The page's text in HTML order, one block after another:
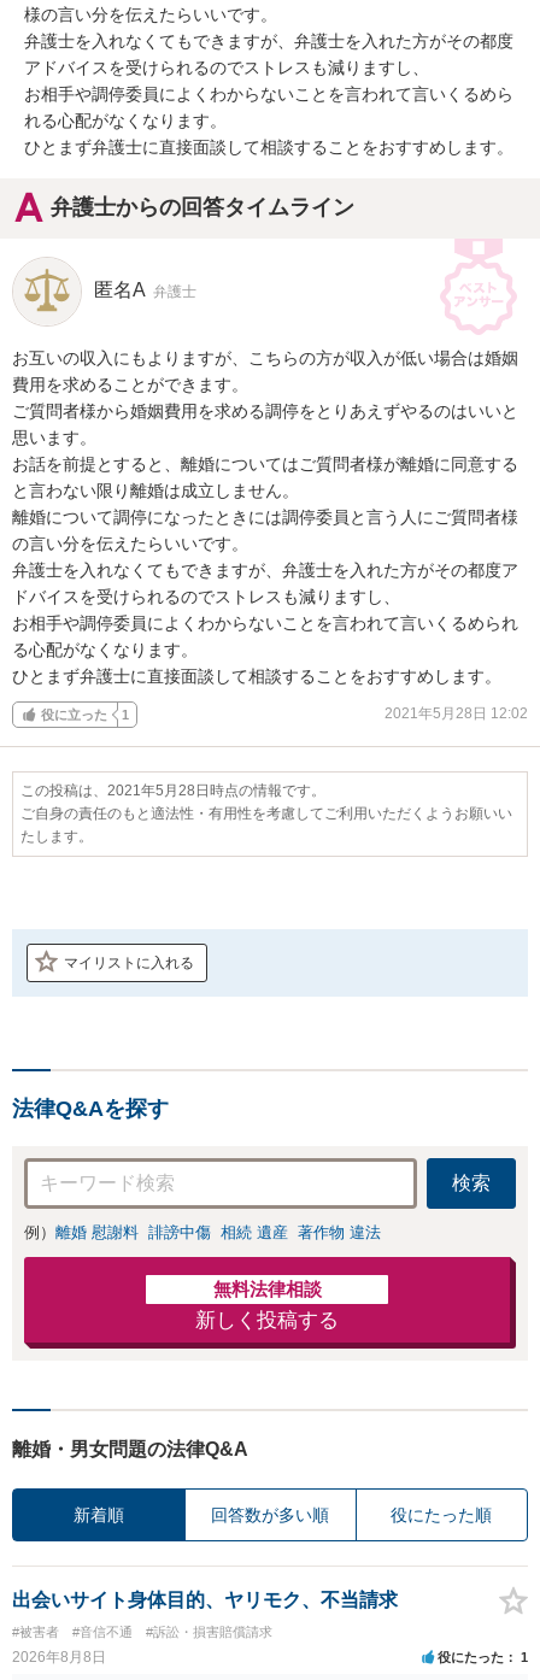
様の言い分を伝えたらいいです。
弁護士を入れなくてもできますが、弁護士を入れた方がその都度
アドバイスを受けられるのでストレスも減りますし、
お相手や調停委員によくわからないことを言われて言いくるめら
れる心配がなくなります。
ひとまず弁護士に直接面談して相談することをおすすめします。
弁護士からの回答タイムライン
匿名A 弁護士
お互いの収入にもよりますが、こちらの方が収入が低い場合は婚姻
費用を求めることができます。
ご質問者様から婚姻費用を求める調停をとりあえずやるのはいいと
思います。
お話を前提とすると、離婚についてはご質問者様が離婚に同意する
と言わない限り離婚は成立しません。
離婚について調停になったときには調停委員と言う人にご質問者様
の言い分を伝えたらいいです。
弁護士を入れなくてもできますが、弁護士を入れた方がその都度ア
ドバイスを受けられるのでストレスも減りますし、
お相手や調停委員によくわからないことを言われて言いくるめられ
る心配がなくなります。
ひとまず弁護士に直接面談して相談することをおすすめします。
役に立った 1 2021年5月28日 12:02
この投稿は、2021年5月28日時点の情報です。
ご自身の責任のもと適法性・有用性を考慮してご利用いただくようお願いい
たします。
マイリストに入れる
法律Q&Aを探す
検索
例） 離婚 慰謝料 誹謗中傷 相続 遺産 著作物 違法
無料法律相談
新しく投稿する
離婚・男女問題の法律Q&A
新着順 回答数が多い順 役にたった順
出会いサイト身体目的、ヤリモク、不当請求
#被害者 #音信不通 #訴訟・損害賠償請求
2026年8月8日 役にたった 1